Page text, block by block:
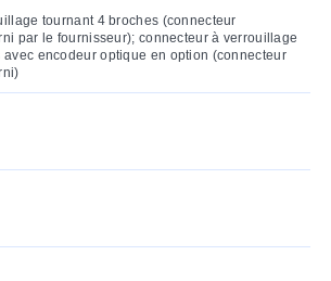
tournant 4 broches (connecteur
par le fournisseur); connecteur à verrouillage
encodeur optique en option (connecteur